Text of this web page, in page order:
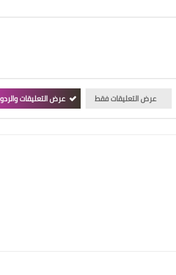
عرض التعليقات فقط عرض التعليقات